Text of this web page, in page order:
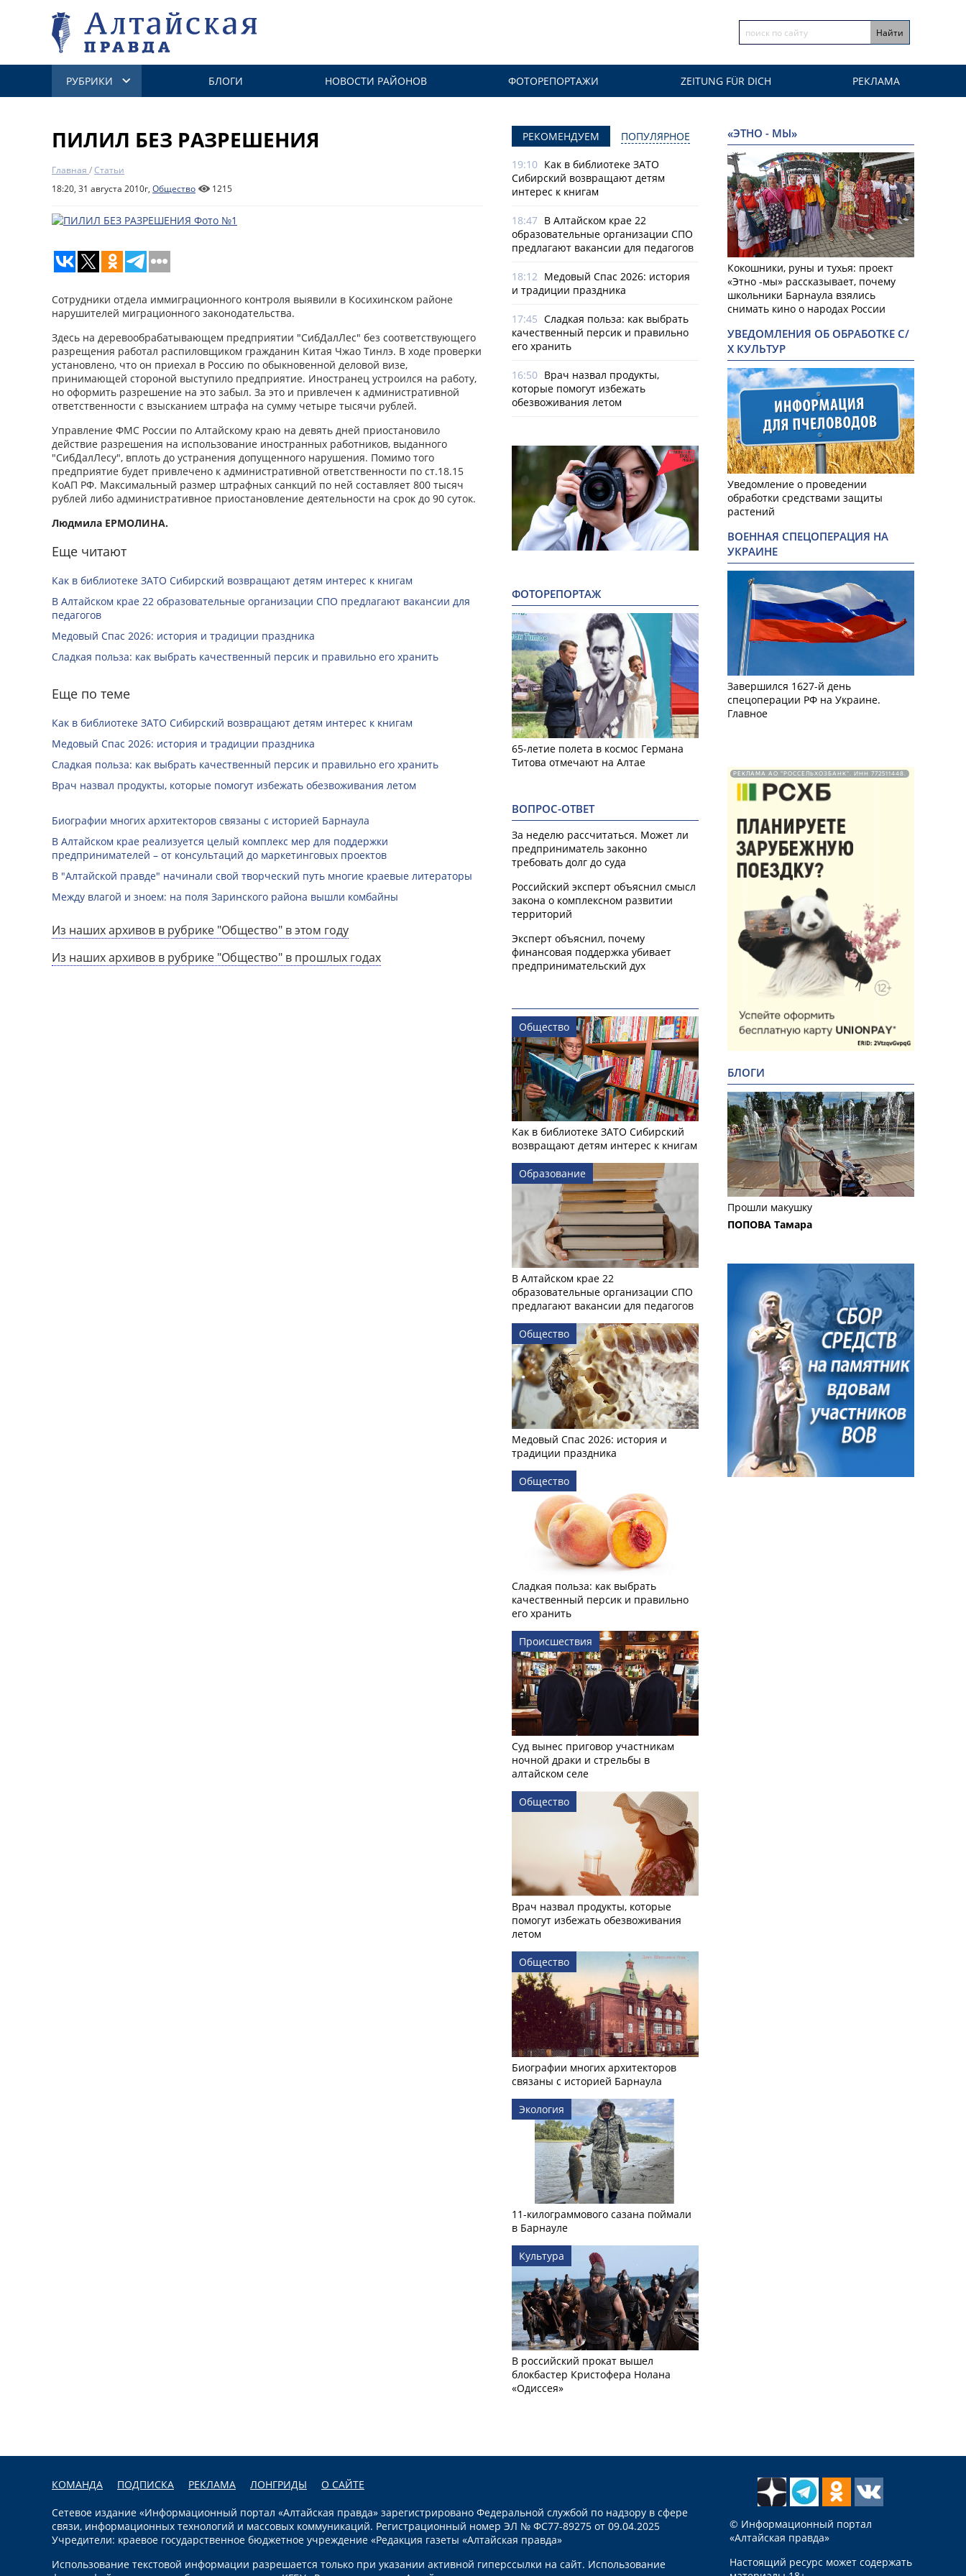
РУБРИКИ БЛОГИ НОВОСТИ РАЙОНОВ ФОТОРЕПОРТАЖИ ZEITUNG FÜR DICH РЕКЛАМА
ПИЛИЛ БЕЗ РАЗРЕШЕНИЯ
Главная /Статьи
18:20, 31 августа 2010г, Общество 1215
Cотрудники отдела иммиграционного контроля выявили в Косихинском районе
нарушителей миграционного законодательства.
Здесь на деревообрабатывающем предприятии "СибДалЛес" без соответствующего
разрещения работал распиловщиком гражданин Китая Чжао Тинлэ. В ходе проверки
установлено, что он приехал в Россию по обыкновенной деловой визе,
принимающей стороной выступило предприятие. Иностранец устроился на работу,
но оформить разрешение на это забыл. За это и привлечен к административной
ответственности с взысканием штрафа на сумму четыре тысячи рублей.
Управление ФМС России по Алтайскому краю на девять дней приостановило
действие разрешения на использование иностранных работников, выданного
"СибДалЛесу", вплоть до устранения допущенного нарушения. Помимо того
предприятие будет привлечено к административной ответственности по ст.18.15
КоАП РФ. Максимальный размер штрафных санкций по ней составляет 800 тысяч
рублей либо административное приостановление деятельности на срок до 90 суток.
Людмила ЕРМОЛИНА.
Еще читают
Как в библиотеке ЗАТО Сибирский возвращают детям интерес к книгам
В Алтайском крае 22 образовательные организации СПО предлагают вакансии для
педагогов
Медовый Спас 2026: история и традиции праздника
Сладкая польза: как выбрать качественный персик и правильно его хранить
Еще по теме
Как в библиотеке ЗАТО Сибирский возвращают детям интерес к книгам
Медовый Спас 2026: история и традиции праздника
Сладкая польза: как выбрать качественный персик и правильно его хранить
Врач назвал продукты, которые помогут избежать обезвоживания летом
Биографии многих архитекторов связаны с историей Барнаула
В Алтайском крае реализуется целый комплекс мер для поддержки
предпринимателей – от консультаций до маркетинговых проектов
В "Алтайской правде" начинали свой творческий путь многие краевые литераторы
Между влагой и зноем: на поля Заринского района вышли комбайны
Из наших архивов в рубрике "Общество" в этом году
Из наших архивов в рубрике "Общество" в прошлых годах
РЕКОМЕНДУЕМ ПОПУЛЯРНОЕ
19:10 Как в библиотеке ЗАТО
Сибирский возвращают детям
интерес к книгам
18:47 В Алтайском крае 22
образовательные организации СПО
предлагают вакансии для педагогов
18:12 Медовый Спас 2026: история
и традиции праздника
17:45 Сладкая польза: как выбрать
качественный персик и правильно
его хранить
16:50 Врач назвал продукты,
которые помогут избежать
обезвоживания летом
ФОТОРЕПОРТАЖ
65-летие полета в космос Германа
Титова отмечают на Алтае
ВОПРОС-ОТВЕТ
За неделю рассчитаться. Может ли
предприниматель законно
требовать долг до суда
Российский эксперт объяснил смысл
закона о комплексном развитии
территорий
Эксперт объяснил, почему
финансовая поддержка убивает
предпринимательский дух
Общество
Как в библиотеке ЗАТО Сибирский
возвращают детям интерес к книгам
Образование
В Алтайском крае 22
образовательные организации СПО
предлагают вакансии для педагогов
Общество
Медовый Спас 2026: история и
традиции праздника
Общество
Сладкая польза: как выбрать
качественный персик и правильно
его хранить
Происшествия
Суд вынес приговор участникам
ночной драки и стрельбы в
алтайском селе
Общество
Врач назвал продукты, которые
помогут избежать обезвоживания
летом
Общество
Биографии многих архитекторов
связаны с историей Барнаула
Экология
11-килограммового сазана поймали
в Барнауле
Культура
В российский прокат вышел
блокбастер Кристофера Нолана
«Одиссея»
«ЭТНО - МЫ»
Кокошники, руны и тухья: проект
«Этно -мы» рассказывает, почему
школьники Барнаула взялись
снимать кино о народах России
УВЕДОМЛЕНИЯ ОБ ОБРАБОТКЕ С/
Х КУЛЬТУР
Уведомление о проведении
обработки средствами защиты
растений
ВОЕННАЯ СПЕЦОПЕРАЦИЯ НА
УКРАИНЕ
Завершился 1627-й день
спецоперации РФ на Украине.
Главное
РЕКЛАМА АО "РОССЕЛЬХОЗБАНК". ИНН 772511448.
БЛОГИ
Прошли макушку
ПОПОВА Тамара
КОМАНДА ПОДПИСКА РЕКЛАМА ЛОНГРИДЫ О САЙТЕ
Сетевое издание «Информационный портал «Алтайская правда» зарегистрировано Федеральной службой по надзору в сфере
связи, информационных технологий и массовых коммуникаций. Регистрационный номер ЭЛ № ФС77-89275 от 09.04.2025
Учредители: краевое государственное бюджетное учреждение «Редакция газеты «Алтайская правда»
Использование текстовой информации разрешается только при указании активной гиперссылки на сайт. Использование
© Информационный портал
«Алтайская правда»
Настоящий ресурс может содержать